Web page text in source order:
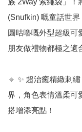
族 2Way 索繩袋」！
(Snufkin) 嘅童話世界
圓咕嚕嘅外型超級可
朋友做禮物都極之適
🔹 ✨ 超治癒精緻刺
界，角色表情溫柔可
搭增添亮點！